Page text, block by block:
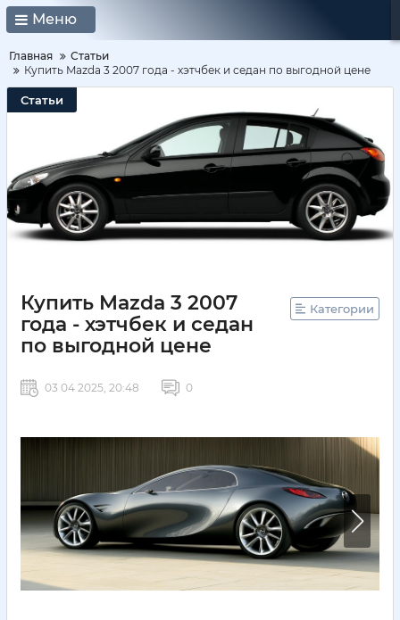
Меню
Главная
Статьи
Купить Mazda 3 2007 года - хэтчбек и седан по выгодной цене
Статьи
Купить Mazda 3 2007
года - хэтчбек и седан
по выгодной цене
Категории
03 04 2025, 20:48 0